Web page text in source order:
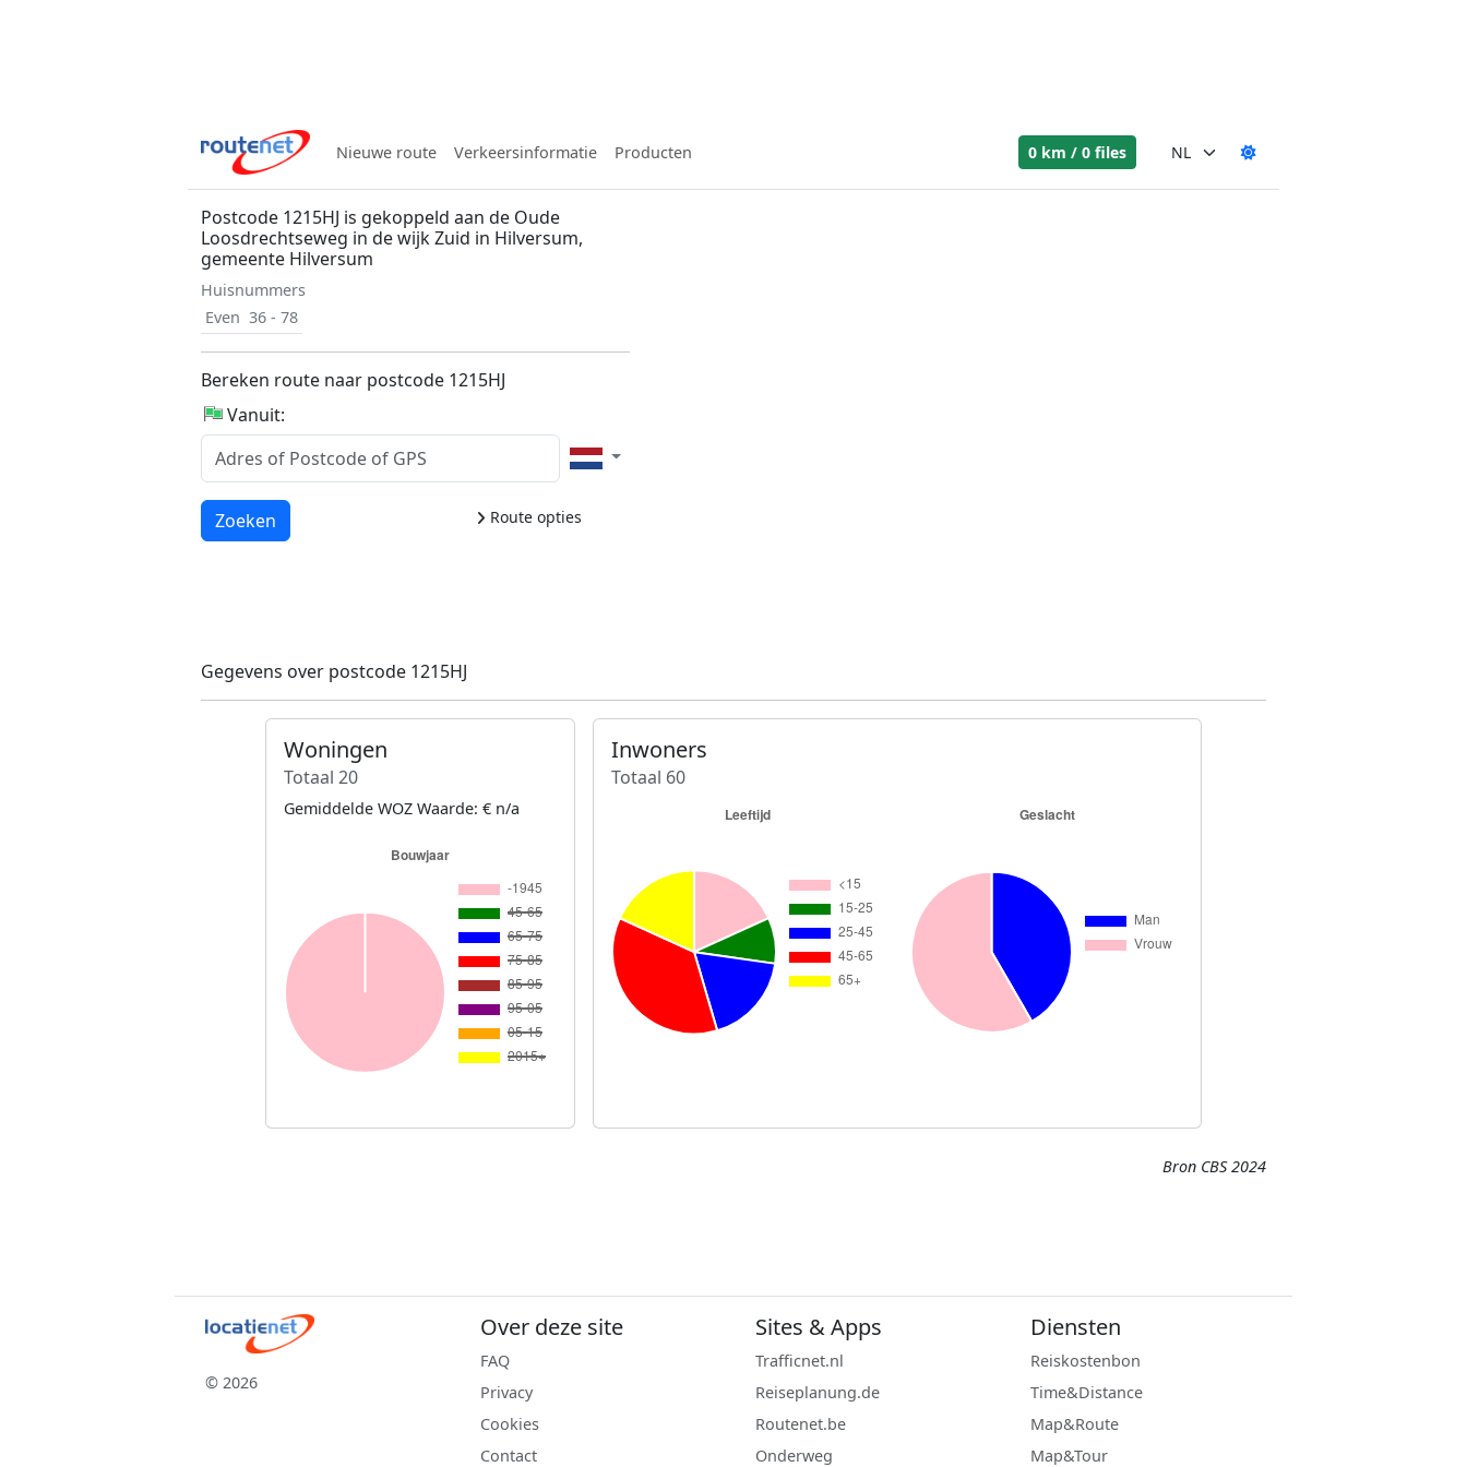
Nieuwe route Verkeersinformatie Producten 0 km / 0 files
Postcode 1215HJ is gekoppeld aan de Oude
Loosdrechtseweg in de wijk Zuid in Hilversum,
gemeente Hilversum
Huisnummers
Even 36 - 78
Bereken route naar postcode 1215HJ
Vanuit:
Route opties
Laden...
Zoeken
Gegevens over postcode 1215HJ
Woningen
Totaal 20
Gemiddelde WOZ Waarde: € n/a
Inwoners
Totaal 60
Bron CBS 2024
© 2026
Over deze site
FAQ
Privacy
Cookies
Contact
Sites & Apps
Trafficnet.nl
Reiseplanung.de
Routenet.be
Onderweg
Diensten
Reiskostenbon
Time&Distance
Map&Route
Map&Tour